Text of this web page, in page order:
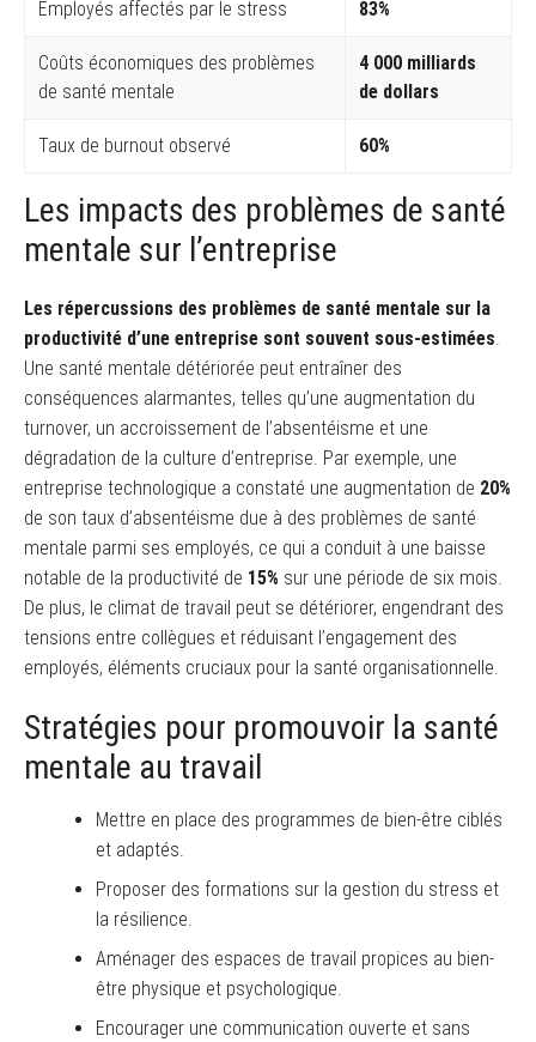
Employés affectés par le stress 83%
Coûts économiques des problèmes
de santé mentale
4 000 milliards
de dollars
Taux de burnout observé 60%
Les impacts des problèmes de santé
mentale sur l’entreprise
Les répercussions des problèmes de santé mentale sur la
productivité d’une entreprise sont souvent sous-estimées.
Une santé mentale détériorée peut entraîner des
conséquences alarmantes, telles qu’une augmentation du
turnover, un accroissement de l’absentéisme et une
dégradation de la culture d’entreprise. Par exemple, une
entreprise technologique a constaté une augmentation de 20%
de son taux d’absentéisme due à des problèmes de santé
mentale parmi ses employés, ce qui a conduit à une baisse
notable de la productivité de 15% sur une période de six mois.
De plus, le climat de travail peut se détériorer, engendrant des
tensions entre collègues et réduisant l’engagement des
employés, éléments cruciaux pour la santé organisationnelle.
Stratégies pour promouvoir la santé
mentale au travail
Mettre en place des programmes de bien-être ciblés
et adaptés.
Proposer des formations sur la gestion du stress et
la résilience.
Aménager des espaces de travail propices au bien-
être physique et psychologique.
Encourager une communication ouverte et sans